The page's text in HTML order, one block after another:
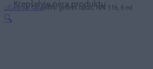
Krepšelyje nėra produktų.
⌂Geliniai lakaiMINI gelinis lakas, NR. 316, 6 ml
🔍